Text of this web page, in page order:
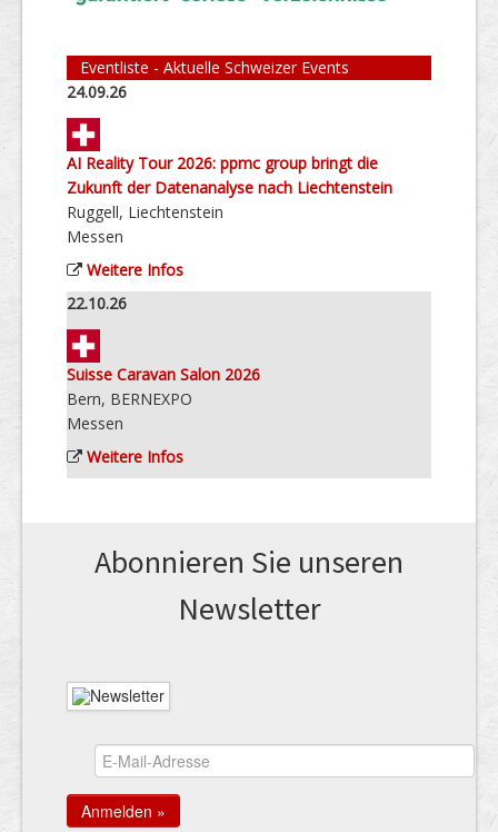
Eventliste - Aktuelle Schweizer Events
24.09.26
AI Reality Tour 2026: ppmc group bringt die
Zukunft der Datenanalyse nach Liechtenstein
Ruggell, Liechtenstein
Messen
Weitere Infos
22.10.26
Suisse Caravan Salon 2026
Bern, BERNEXPO
Messen
Weitere Infos
Abonnieren Sie unseren
News­letter